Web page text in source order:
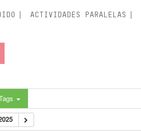
ACTIVIDADES PARALELAS